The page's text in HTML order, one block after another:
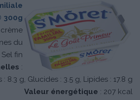
300g
du
Sel fin
:
: 8.3 g, Glucides : 3.5 g, Lipides : 17.8 g
Valeur énergétique : 207 kcal